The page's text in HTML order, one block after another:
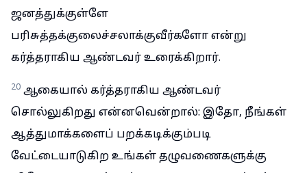
ஜனத்துக்குள்ளே
பரிசுத்தக்குலைச்சலாக்குவீர்களோ என்று
கர்த்தராகிய ஆண்டவர் உரைக்கிறார்.
20 ஆகையால் கர்த்தராகிய ஆண்டவர்
சொல்லுகிறது என்னவென்றால்: இதோ, நீங்கள்
ஆத்துமாக்களைப் பறக்கடிக்கும்படி
வேட்டையாடுகிற உங்கள் தழுவணைகளுக்கு